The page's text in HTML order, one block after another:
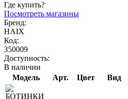
Где купить?
Посмотреть магазины
Бренд:
HAIX
Код:
350009
Доступность:
В наличии
Модель
Арт. Цвет Вид